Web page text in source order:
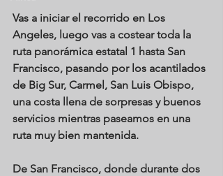
Vas a iniciar el recorrido en Los
Angeles, luego vas a costear toda la
ruta panorámica estatal 1 hasta San
Francisco, pasando por los acantilados
de Big Sur, Carmel, San Luis Obispo,
una costa llena de sorpresas y buenos
servicios mientras paseamos en una
ruta muy bien mantenida.
De San Francisco, donde durante dos